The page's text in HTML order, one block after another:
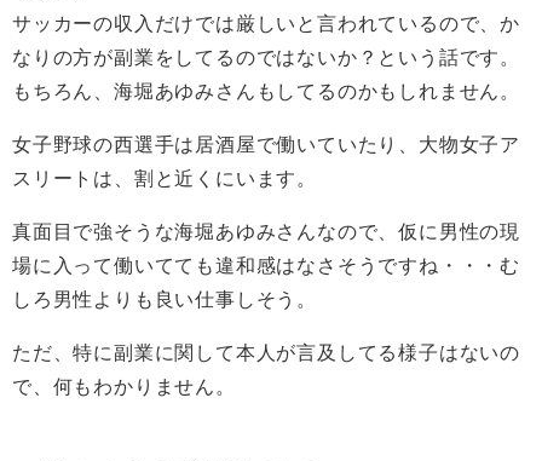
サッカーの収入だけでは厳しいと言われているので、か
なりの方が副業をしてるのではないか？という話です。
もちろん、海堀あゆみさんもしてるのかもしれません。
女子野球の西選手は居酒屋で働いていたり、大物女子ア
スリートは、割と近くにいます。
真面目で強そうな海堀あゆみさんなので、仮に男性の現
場に入って働いてても違和感はなさそうですね・・・む
しろ男性よりも良い仕事しそう。
ただ、特に副業に関して本人が言及してる様子はないの
で、何もわかりません。